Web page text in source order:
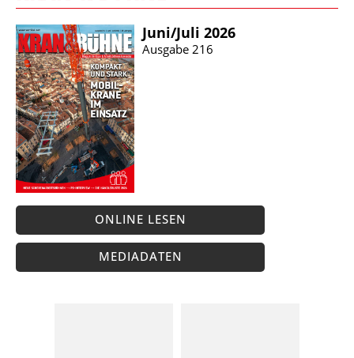
Juni/​Juli 2026
Ausgabe 216
ONLINE LESEN
MEDIADATEN